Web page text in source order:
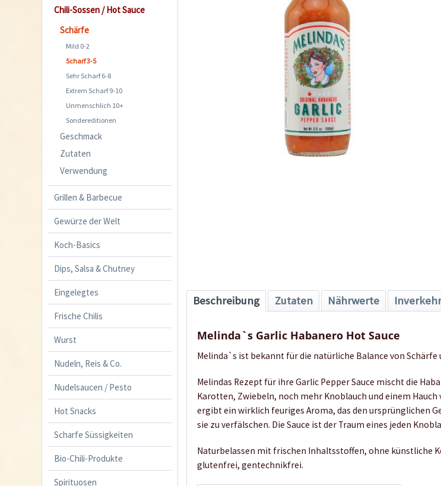
Chili-Sossen / Hot Sauce
Schärfe
Mild 0-2
Scharf 3-5
Sehr Scharf 6-8
Extrem Scharf 9-10
Unmenschlich 10+
Sondereditionen
Geschmack
Zutaten
Verwendung
Grillen & Barbecue
Gewürze der Welt
Koch-Basics
Dips, Salsa & Chutney
Eingelegtes
Frische Chilis
Wurst
Nudeln, Reis & Co.
Nudelsaucen / Pesto
Hot Snacks
Scharfe Süssigkeiten
Bio-Chili-Produkte
Spirituosen
Beschreibung Zutaten Nährwerte
Melinda`s Garlic Habanero Hot Sauce
Melinda`s ist bekannt für die natürliche Balance von Schärfe
Melindas Rezept für ihre Garlic Pepper Sauce mischt die
Karotten, Zwiebeln, noch mehr Knoblauch und einem
ergibt ein wirklich feuriges Aroma, das den ursprünglichen
sie zu verfälschen. Die Sauce ist der Traum eines jeden
Naturbelassen mit frischen Inhaltsstoffen, ohne künstliche
glutenfrei, gentechnikfrei.